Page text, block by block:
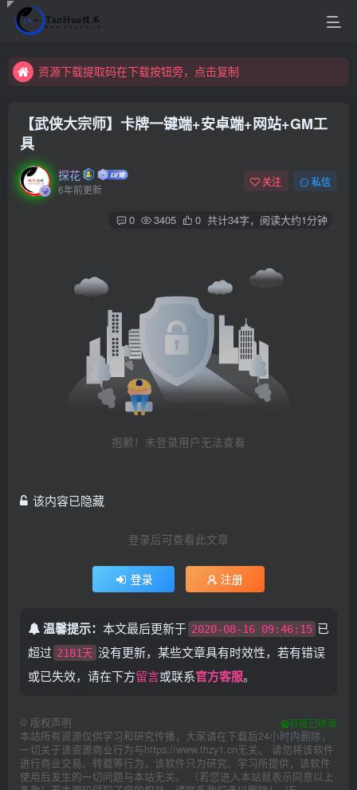
资源下载提取码在下载按钮旁，点击复制
资源下载提取码在下载按钮旁，点击复制
【武侠大宗师】卡牌一键端+安卓端+网站+GM工
具
探花
6年前更新
关注 私信
0 3405 0 共计34字，阅读大约1分钟
抱歉！未登录用户无法查看
该内容已隐藏
登录后可查看此文章
登录 注册
温馨提示： 本文最后更新于 2020-08-16 09:46:15 已
超过 2181天 没有更新，某些文章具有时效性，若有错误
或已失效，请在下方留言或联系官方客服。
百度已收录
© 版权声明
本站所有资源仅供学习和研究传播，大家请在下载后24小时内删除，
一切关于该资源商业行为与https://www.thzy1.cn无关。 请勿将该软件
进行商业交易、转载等行为，该软件只为研究、学习所提供，该软件
使用后发生的一切问题与本站无关。 （若您进入本站就表示同意以上